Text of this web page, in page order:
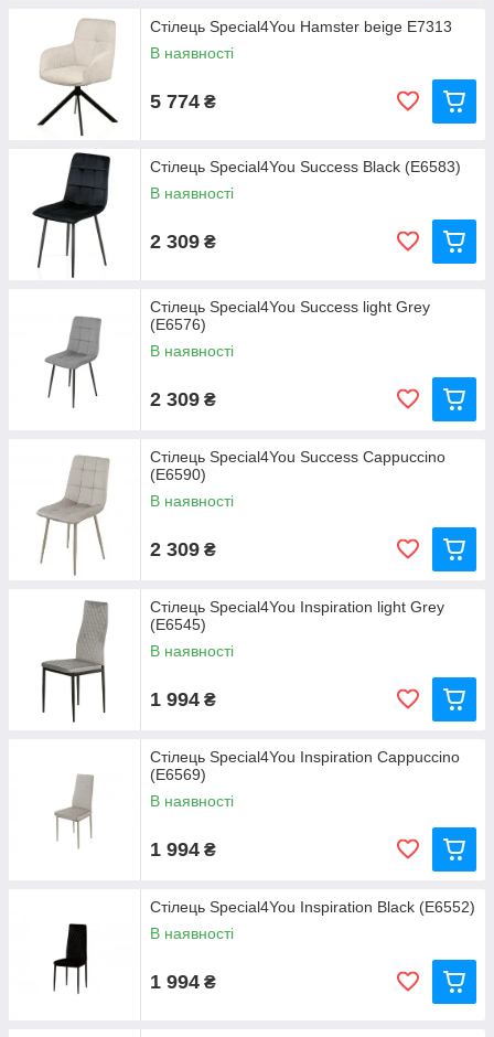
Стілець Special4You Hamster beige E7313
В наявності
5 774 ₴
Стілець Special4You Success Black (E6583)
В наявності
2 309 ₴
Стілець Special4You Success light Grey
(E6576)
В наявності
2 309 ₴
Стілець Special4You Success Cappucсino
(E6590)
В наявності
2 309 ₴
Стілець Special4You Inspiration light Grey
(E6545)
В наявності
1 994 ₴
Стілець Special4You Inspiration Cappucсino
(E6569)
В наявності
1 994 ₴
Стілець Special4You Inspiration Black (E6552)
В наявності
1 994 ₴